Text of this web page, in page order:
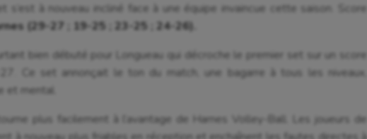
s’est à nouveau incliné face à une équipe invaincue cette saison. Score
(29-27 ; 19-25 ; 23-25 ; 24-26).
bien débuté pour Longueau qui décroche le premier set sur un score
Ce set annonçait le ton du match, une bagarre à tous les niveaux,
et mental.
plus facilement à l’avantage de Harnes Volley-Ball. Les joueurs de